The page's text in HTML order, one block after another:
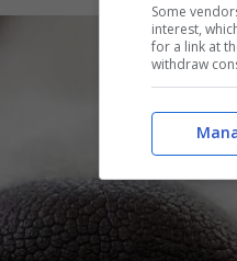
Some
interest,
for a link at
withdraw